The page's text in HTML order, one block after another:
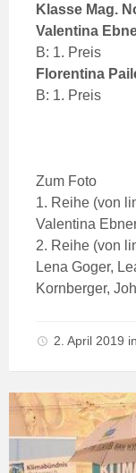
Klasse Mag.
Valentina
B: 1. Preis
Florentina
B: 1. Preis
Zum Foto
1. Reihe (von
Valentina
2. Reihe (von
Lena Goger,
Kornberger,
2. April 2019 in